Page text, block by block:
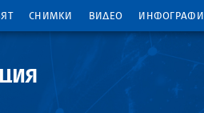
СНИМКИ ВИДЕО